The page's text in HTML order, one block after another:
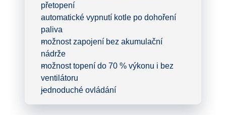
přetopení
automatické vypnutí kotle po dohoření
paliva
možnost zapojení bez akumulační
nádrže
možnost topení do 70 % výkonu i bez
ventilátoru
jednoduché ovládání